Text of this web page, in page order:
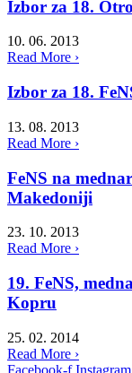
Izbor za 18.
10. 06. 2013
Read More ›
Izbor za 18.
13. 08. 2013
Read More ›
FeNS na
Makedoniji
23. 10. 2013
Read More ›
19. FeNS,
Kopru
25. 02. 2014
Read More ›
Facebook-f Instagram